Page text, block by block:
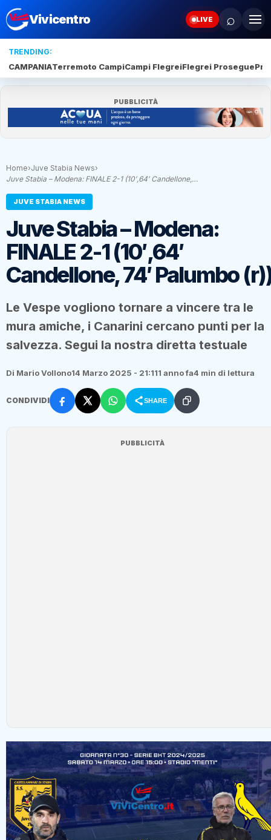
Vivicentro LIVE ⌕
TRENDING:
CAMPANIATerremoto CampiCampi FlegreiFlegrei Prosegue
PUBBLICITÀ
Home›Juve Stabia News›
Juve Stabia – Modena: FINALE 2-1 (10′,64′ Candellone,…
JUVE STABIA NEWS
Juve Stabia – Modena:
FINALE 2-1 (10′,64′
Candellone, 74′ Palumbo
Le Vespe vogliono tornare a vincere tra le
mura amiche, i Canarini cercano punti per la
salvezza. Segui la nostra diretta testuale
Di Mario Vollono14 Marzo 2025 - 21:111 anno fa4 min di lettura
CONDIVIDI SHARE
PUBBLICITÀ